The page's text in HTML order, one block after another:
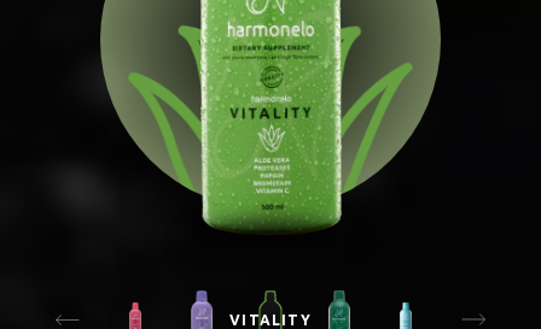
VITALITY